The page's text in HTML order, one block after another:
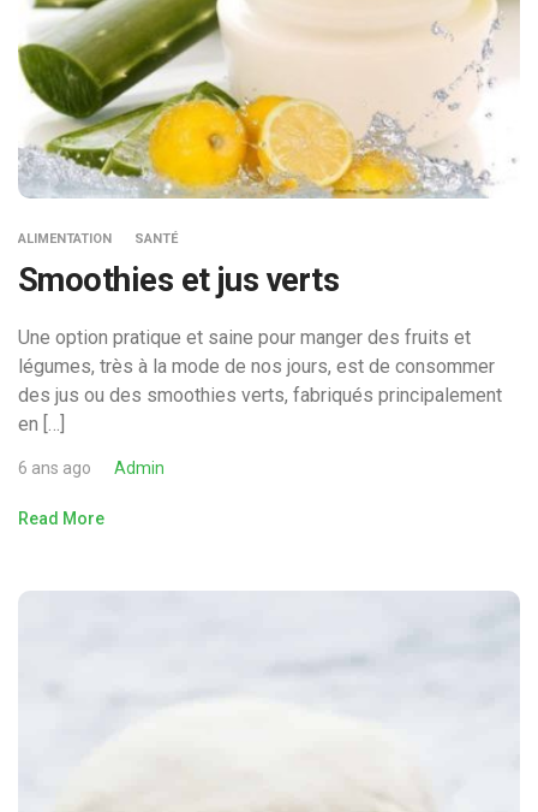
ALIMENTATION SANTÉ
Smoothies et jus verts
Une option pratique et saine pour manger des fruits et
légumes, très à la mode de nos jours, est de consommer
des jus ou des smoothies verts, fabriqués principalement
en […]
6 ans ago Admin
Read More